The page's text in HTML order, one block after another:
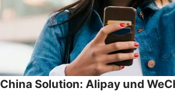
China Solution: Alipay und